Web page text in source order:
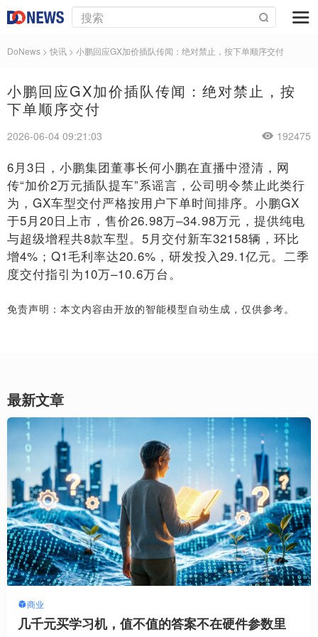
DoNews > 快讯 > 小鹏回应GX加价插队传闻：绝对禁止，按下单顺序交付
小鹏回应GX加价插队传闻：绝对禁止，按
下单顺序交付
2026-06-04 09:21:03 192475
6月3日，小鹏集团董事长何小鹏在直播中澄清，网
传“加价2万元插队提车”系谣言，公司明令禁止此类行
为，GX车型交付严格按用户下单时间排序。小鹏GX
于5月20日上市，售价26.98万–34.98万元，提供纯电
与超级增程共8款车型。5月交付新车32158辆，环比
增4%；Q1毛利率达20.6%，研发投入29.1亿元。二季
度交付指引为10万–10.6万台。
免责声明：本文内容由开放的智能模型自动生成，仅供参考。
最新文章
商业
几千元买学习机，值不值的答案不在硬件参数里